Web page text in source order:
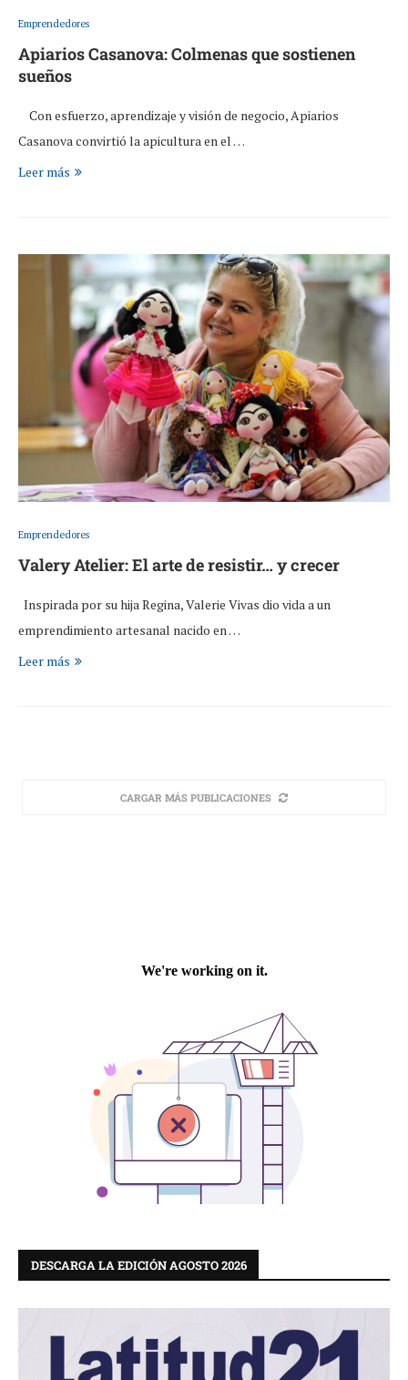
Emprendedores
Apiarios Casanova: Colmenas que sostienen
sueños
Con esfuerzo, aprendizaje y visión de negocio, Apiarios
Casanova convirtió la apicultura en el …
Leer más
Emprendedores
Valery Atelier: El arte de resistir… y crecer
Inspirada por su hija Regina, Valerie Vivas dio vida a un
emprendimiento artesanal nacido en …
Leer más
CARGAR MÁS PUBLICACIONES
DESCARGA LA EDICIÓN AGOSTO 2026